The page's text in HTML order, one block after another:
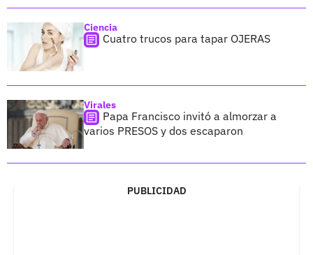
Ciencia
Cuatro trucos para tapar OJERAS
Virales
Papa Francisco invitó a almorzar a
varios PRESOS y dos escaparon
PUBLICIDAD